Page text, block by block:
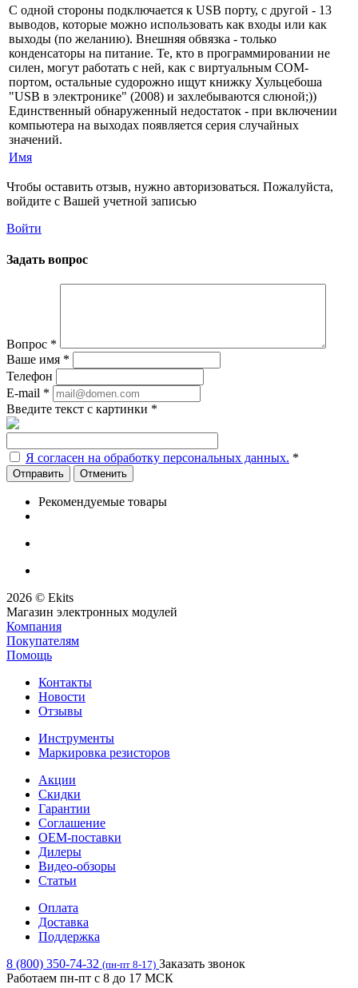
С одной стороны подключается к USB порту, с другой - 13
выводов, которые можно использовать как входы или как
выходы (по желанию). Внешняя обвязка - только
конденсаторы на питание. Те, кто в программировании не
силен, могут работать с ней, как с виртуальным COM-
портом, остальные судорожно ищут книжку Хульцебоша
"USB в электронике" (2008) и захлебываются слюной;))
Единственный обнаруженный недостаток - при включении
компьютера на выходах появляется серия случайных
значений.
Имя
Чтобы оставить отзыв, нужно авторизоваться. Пожалуйста,
войдите с Вашей учетной записью
Войти
Задать вопрос
Вопрос *
Ваше имя *
Телефон
E-mail *
Введите текст с картинки *
Я согласен на обработку персональных данных. *
Отменить
Рекомендуемые товары
2026 © Ekits
Магазин электронных модулей
Компания
Покупателям
Помощь
Контакты
Новости
Отзывы
Инструменты
Маркировка резисторов
Акции
Скидки
Гарантии
Соглашение
OEM-поставки
Дилеры
Видео-обзоры
Статьи
Оплата
Доставка
Поддержка
8 (800) 350-74-32 (пн-пт 8-17) Заказать звонок
Работаем пн-пт с 8 до 17 МСК